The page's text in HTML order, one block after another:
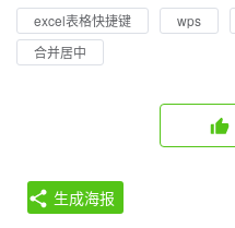
excel表格快捷键 wps
合并居中
生成海报